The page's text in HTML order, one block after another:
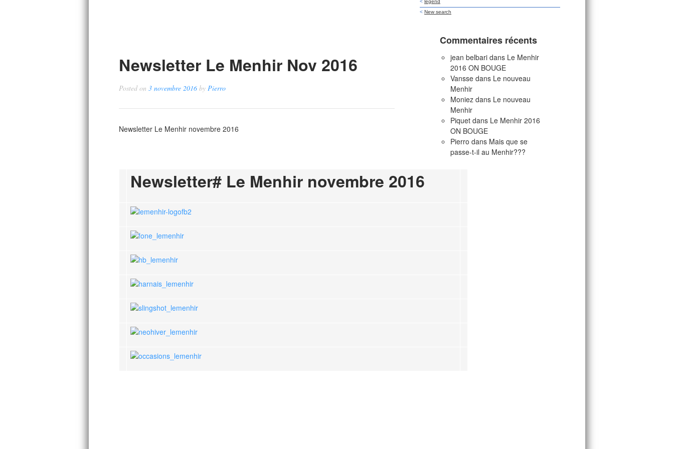
Newsletter Le Menhir Nov 2016
Posted on 3 novembre 2016 by Pierro
Newsletter Le Menhir novembre 2016
Newsletter# Le Menhir novembre 2016
Commentaires récents
jean belbari dans Le Menhir
2016 ON BOUGE
Vansse dans Le nouveau
Menhir
Moniez dans Le nouveau
Menhir
Piquet dans Le Menhir 2016
ON BOUGE
Pierro dans Mais que se
passe-t-il au Menhir???